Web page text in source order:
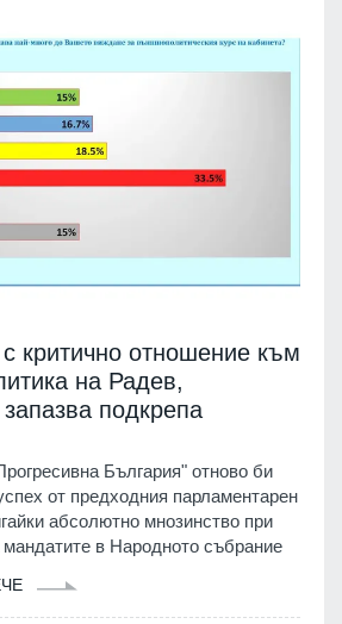
критично отношение към
на Радев,
подкрепа
България" отново би
от предходния парламентарен
абсолютно мнозинство при
в Народното събрание